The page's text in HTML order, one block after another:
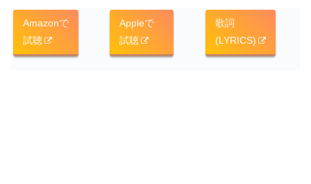
Amazonで
試聴
Appleで
試聴
歌詞
(LYRICS)